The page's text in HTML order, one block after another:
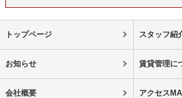
トップページ スタッフ紹
お知らせ 賃貸管理に
会社概要 アクセス